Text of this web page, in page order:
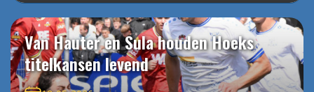
Van Hauter en Sula houden Hoeks
titelkansen levend